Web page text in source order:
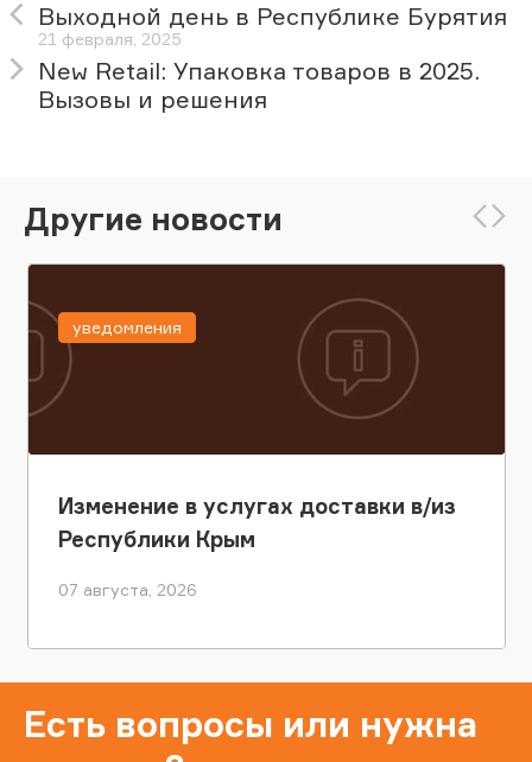
Выходной день в Республике Бурятия
21 февраля, 2025
New Retail: Упаковка товаров в 2025.
Вызовы и решения
Другие новости
Изменение в услугах доставки в/из
Республики Крым
07 августа, 2026
уведомления
Есть вопросы или нужна